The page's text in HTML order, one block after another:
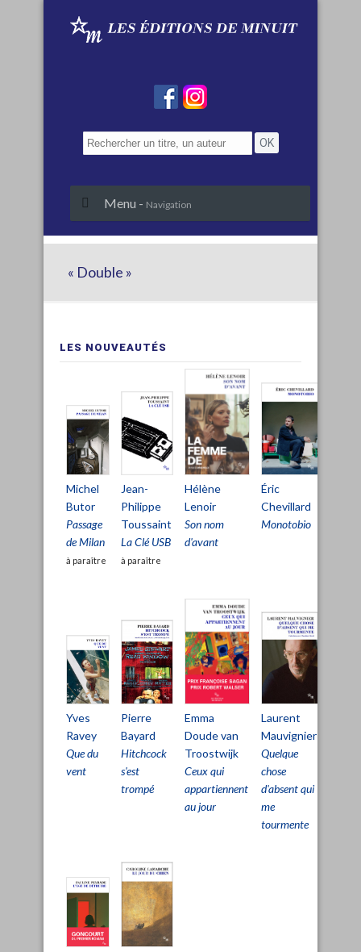
Menu - Navigation
« Double »
LES NOUVEAUTÉS
Michel
Butor
Passage
de Milan
à paraître
Jean-
Philippe
Toussaint
La Clé USB
à paraître
Hélène
Lenoir
Son nom
d'avant
Éric
Chevillard
Monotobio
Yves
Ravey
Que du
vent
Pierre
Bayard
Hitchcock
s'est
trompé
Emma
Doude van
Troostwijk
Ceux qui
appartiennent
au jour
Laurent
Mauvignier
Quelque
chose
d'absent qui
me
tourmente